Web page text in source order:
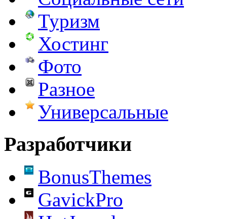
Туризм
Хостинг
Фото
Разное
Универсальные
Разработчики
BonusThemes
GavickPro